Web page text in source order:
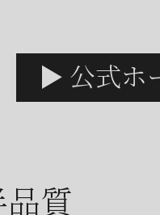
▶ 公式ホ
質